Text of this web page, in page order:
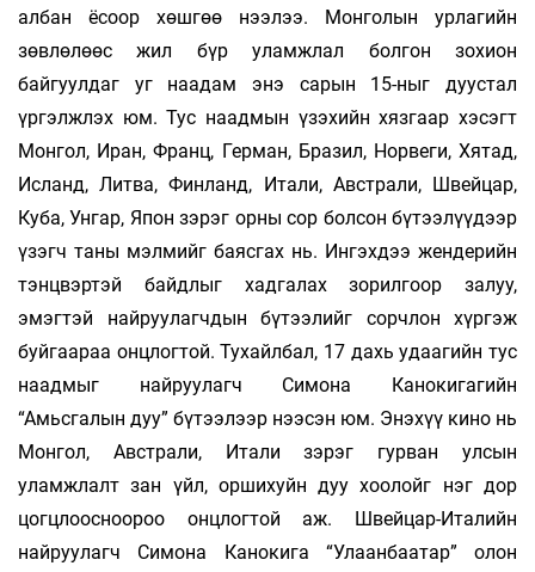
албан ёсоор хөшгөө нээлээ. Монголын урлагийн
зөвлөлөөс жил бүр уламжлал болгон зохион
байгуулдаг уг наадам энэ сарын 15-ныг дуустал
үргэлжлэх юм. Тус наадмын үзэхийн хязгаар хэсэгт
Монгол, Иран, Франц, Герман, Бразил, Норвеги, Хятад,
Исланд, Литва, Финланд, Итали, Австрали, Швейцар,
Куба, Унгар, Япон зэрэг орны сор болсон бүтээлүүдээр
үзэгч таны мэлмийг баясгах нь. Ингэхдээ жендерийн
тэнцвэртэй байдлыг хадгалах зорилгоор залуу,
эмэгтэй найруулагчдын бүтээлийг сорчлон хүргэж
буйгаараа онцлогтой. Тухайлбал, 17 дахь удаагийн тус
наадмыг найруулагч Симона Канокигагийн
“Амьсгалын дуу” бүтээлээр нээсэн юм. Энэхүү кино нь
Монгол, Австрали, Итали зэрэг гурван улсын
уламжлалт зан үйл, оршихуйн дуу хоолойг нэг дор
цогцлоосноороо онцлогтой аж. Швейцар-Италийн
найруулагч Симона Канокига “Улаанбаатар” олон